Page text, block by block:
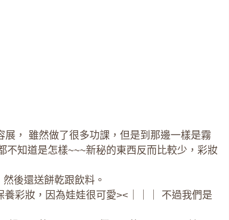
， 雖然做了很多功課，但是到那邊一樣是霧
不知道是怎樣~~~新秘的東西反而比較少，彩妝
後還送餅乾跟飲料。
養彩妝，因為娃娃很可愛><｜｜｜ 不過我們是